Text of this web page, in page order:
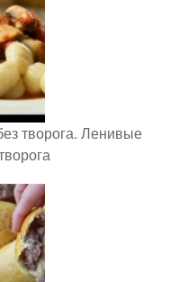
творога. Ленивые